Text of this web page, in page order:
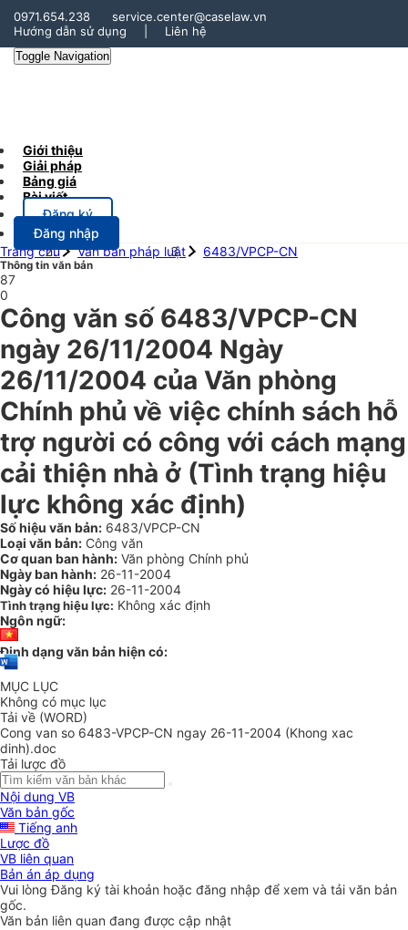
0971.654.238
service.center@caselaw.vn
Hướng dẫn sử dụng
Liên hệ
Toggle Navigation
Giới thiệu
Giải pháp
Bảng giá
Bài viết
Đăng ký
Đăng nhập
Trang chủ
Văn bản pháp luật 6483/VPCP-CN
Thông tin văn bản
87
0
Công văn số 6483/VPCP-CN
ngày 26/11/2004 Ngày
26/11/2004 của Văn phòng
Chính phủ về việc chính sách hỗ
trợ người có công với cách mạng
cải thiện nhà ở (Tình trạng hiệu
lực không xác định)
Số hiệu văn bản: 6483/VPCP-CN
Loại văn bản: Công văn
Cơ quan ban hành: Văn phòng Chính phủ
Ngày ban hành: 26-11-2004
Ngày có hiệu lực: 26-11-2004
Tình trạng hiệu lực: Không xác định
Ngôn ngữ:
Định dạng văn bản hiện có:
MỤC LỤC
Không có mục lục
Tải về (WORD)
Cong van so 6483-VPCP-CN ngay 26-11-2004 (Khong xac
dinh).doc
Tải lược đồ
Nội dung VB
Văn bản gốc
Tiếng anh
Lược đồ
VB liên quan
Bản án áp dụng
Vui lòngĐăng ký tài khoản hoặc đăng nhập để xem và tải văn bản
gốc.
Văn bản liên quan đang được cập nhật